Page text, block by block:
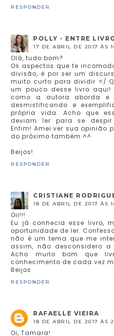
RESPONDER
POLLY - ENTRE
17 DE ABRIL DE 2017 ÀS
Olá, tudo bom?
Os aspectos que te
divisão, é por ser um
muito curto para dividir =/
um pouco desse livro
como a autora aborda e
desmistificando e
própria vida. Acho que
deviam ler para se
Enfim! Amei ver sua opinião
do próximo também ^^
Beijos!
RESPONDER
CRISTIANE
18 DE ABRIL DE 2017 ÀS
Oii!!!
Eu já conhecia esse livro,
oportunidade de ler.
não é um tema que me
assim, não desconsidero
Acho muito bom que
conhecimento de cada vez
Beijos
RESPONDER
RAFAELLE VIEIRA
18 DE ABRIL DE 2017 ÀS
Oi, Tamara!